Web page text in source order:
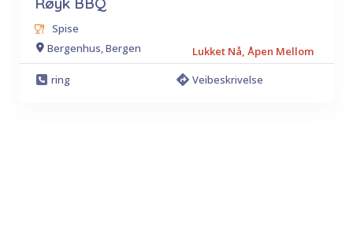
Spise
Bergenhus, Bergen
Lukket Nå, Åpen Mellom
ring
Veibeskrivelse